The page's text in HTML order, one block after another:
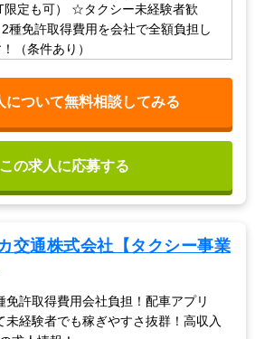
限定も可）
☆タクシー未経験者歓
種免許取得費用を会社で全額負担し
（条件あり）
について無料相談してみる
この求人に応募する
交通株式会社【タクシー事業
許取得費用会社負担！配車アプリ
未経験者でも稼ぎやすさ抜群！高収入